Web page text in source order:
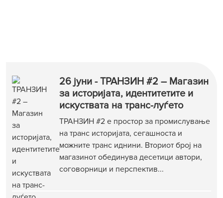
26 јуни - ТРАНЗИН #2 – Магазин
за историјата, идентитетите и
искуствата на транс-луѓето
ТРАНЗИН #2 е простор за промислување
на транс историјата, сегашноста и
можните транс иднини. Вториот број на
магазинот обединува десетици автори,
соговорници и перспектив...